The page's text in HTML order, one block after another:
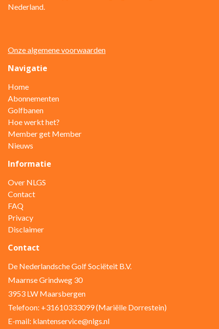
Nederland.
Onze algemene voorwaarden
Navigatie
Home
Abonnementen
Golfbanen
Hoe werkt het?
Member get Member
Nieuws
Informatie
Over NLGS
Contact
FAQ
Privacy
Disclaimer
Contact
De Nederlandsche Golf Sociëteit B.V.
Maarnse Grindweg 30
3953 LW Maarsbergen
Telefoon: +31610333099 (Mariëlle Dorrestein)
E-mail: klantenservice@nlgs.nl